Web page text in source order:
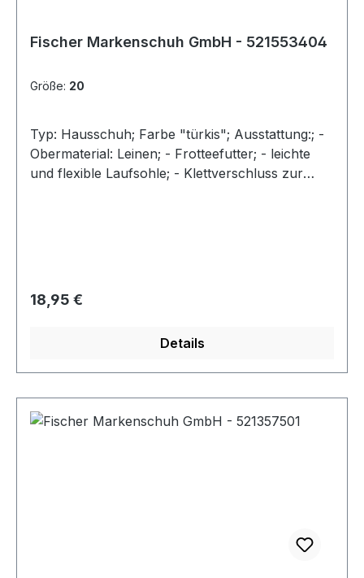
Fischer Markenschuh GmbH - 521553404
Größe: 20
Typ: Hausschuh; Farbe "türkis"; Ausstattung:; -
Obermaterial: Leinen; - Frotteefutter; - leichte
und flexible Laufsohle; - Klettverschluss zur
Regulärer Preis:
18,95 €
Details